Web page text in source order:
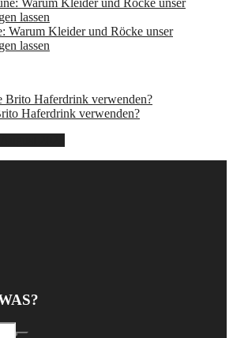
Warum Kleider und Röcke unser
lassen
Haferdrink verwenden?